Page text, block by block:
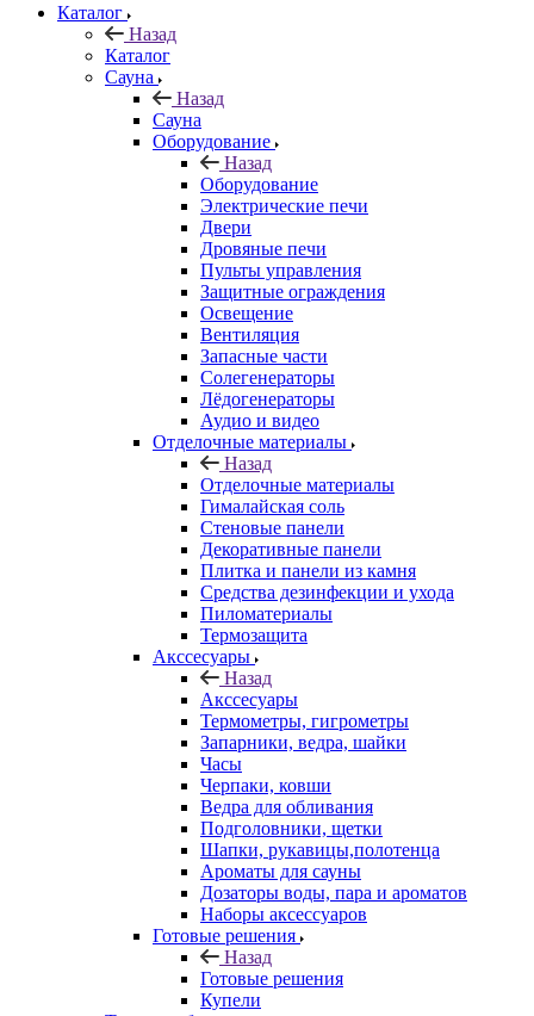
Каталог
Назад
Каталог
Сауна
Назад
Сауна
Оборудование
Назад
Оборудование
Электрические печи
Двери
Дровяные печи
Пульты управления
Защитные ограждения
Освещение
Вентиляция
Запасные части
Солегенераторы
Лёдогенераторы
Аудио и видео
Отделочные материалы
Назад
Отделочные материалы
Гималайская соль
Стеновые панели
Декоративные панели
Плитка и панели из камня
Средства дезинфекции и ухода
Пиломатериалы
Термозащита
Аксcесуары
Назад
Аксcесуары
Термометры, гигрометры
Запарники, ведра, шайки
Часы
Черпаки, ковши
Ведра для обливания
Подголовники, щетки
Шапки, рукавицы,полотенца
Ароматы для сауны
Дозаторы воды, пара и ароматов
Наборы аксессуаров
Готовые решения
Назад
Готовые решения
Купели